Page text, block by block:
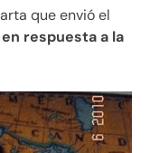
que envió el
respuesta a la